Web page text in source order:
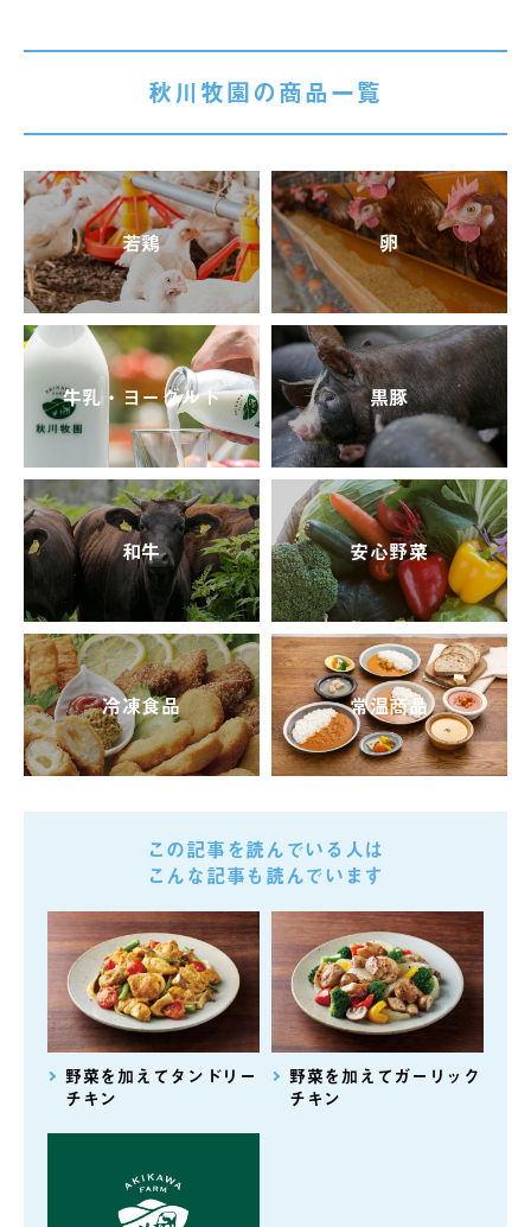
秋川牧園の商品一覧
若鶏 卵
牛乳・ヨーグルト 黒豚
和牛 安心野菜
冷凍食品 常温商品
この記事を読んでいる人は
こんな記事も読んでいます
野菜を加えてタンドリー
チキン
野菜を加えてガーリック
チキン